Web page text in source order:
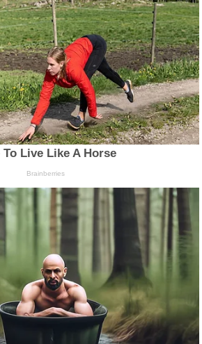
Live Like A Horse
Brainberries